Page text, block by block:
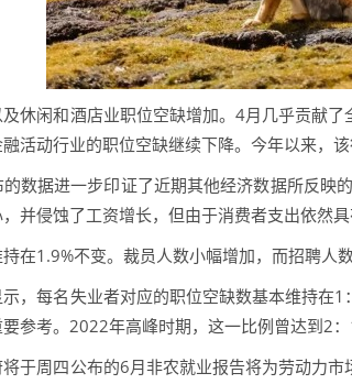
闲和酒店业职位空缺增加。4月几乎贡献了
活动行业的职位空缺继续下降。今年以来，
据进一步印证了近期其他经济数据所反映
并侵蚀了工资增长，但由于消费者支出依然
1.9%不变。裁员人数小幅增加，而招聘人数
每名失业者对应的职位空缺数基本维持在1
参考。2022年高峰时期，这一比例曾达到2：
周四公布的6月非农就业报告将为劳动力市